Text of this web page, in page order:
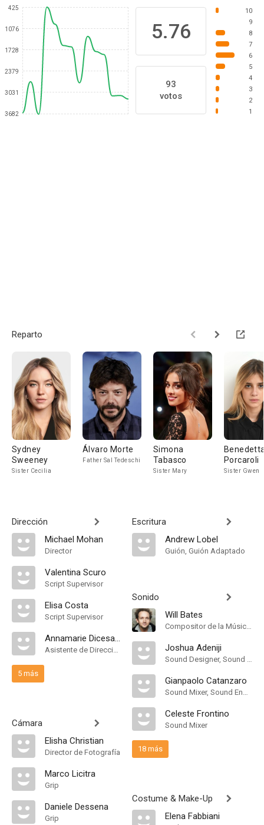
425
1076
1728
2379
3031
3682
5.76
93
votos
10
9
8
7
6
5
4
3
2
1
Reparto
Sydney
Sweeney
Sister Cecilia
Álvaro Morte
Father Sal Tedeschi
Simona
Tabasco
Sister Mary
Porcaroli
Sister Gwen
Dirección
Michael Mohan
Director
Valentina Scuro
Script Supervisor
Elisa Costa
Script Supervisor
Annamarie Dicesare
Asistente de Dirección
5 más
Cámara
Elisha Christian
Director de Fotografía
Marco Licitra
Grip
Daniele Dessena
Grip
Escritura
Andrew Lobel
Guión, Guión Adaptado
Sonido
Will Bates
Compositor de la Música Original
Joshua Adeniji
Sound Designer, Sound Effects Editor
Gianpaolo Catanzaro
Sound Mixer, Sound Engineer
Celeste Frontino
Sound Mixer
18 más
Costume & Make-Up
Elena Fabbiani